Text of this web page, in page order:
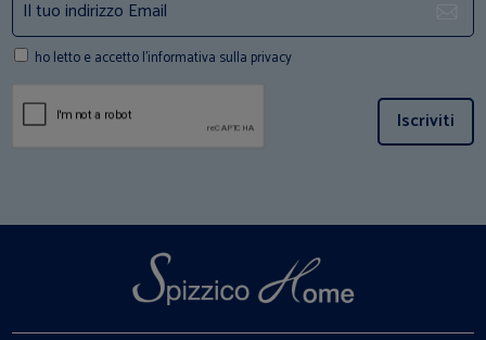
ho letto e accetto l'informativa sulla privacy
Iscriviti